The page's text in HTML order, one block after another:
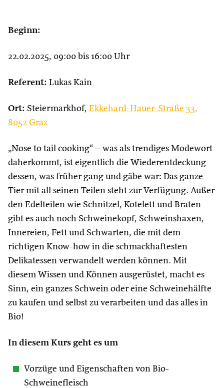
Beginn:
22.02.2025, 09:00 bis 16:00 Uhr
Referent: Lukas Kain
Ort: Steiermarkhof, Ekkehard-Hauer-Straße 33,
8052 Graz
„Nose to tail cooking“ – was als trendiges Modewort
daherkommt, ist eigentlich die Wiederentdeckung
dessen, was früher gang und gäbe war: Das ganze
Tier mit all seinen Teilen steht zur Verfügung. Außer
den Edelteilen wie Schnitzel, Kotelett und Braten
gibt es auch noch Schweinekopf, Schweinshaxen,
Innereien, Fett und Schwarten, die mit dem
richtigen Know-how in die schmackhaftesten
Delikatessen verwandelt werden können. Mit
diesem Wissen und Können ausgerüstet, macht es
Sinn, ein ganzes Schwein oder eine Schweinehälfte
zu kaufen und selbst zu verarbeiten und das alles in
Bio!
In diesem Kurs geht es um
Vorzüge und Eigenschaften von Bio-
Schweinefleisch